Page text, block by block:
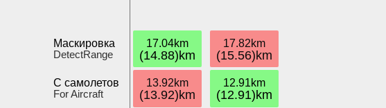
Маскировка
DetectRange
С самолетов
For Aircraft
17.04km
(14.88)km
13.92km
(13.92)km
17.82km
(15.56)km
12.91km
(12.91)km